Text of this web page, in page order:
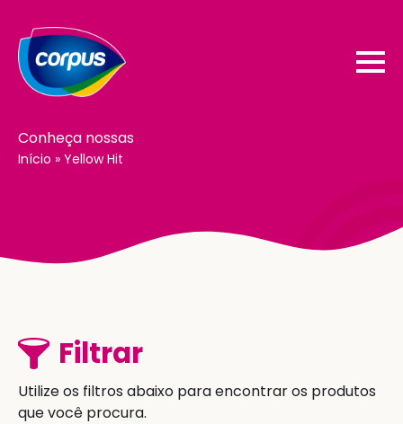
Conheça nossas
Início » Yellow Hit
Filtrar
Utilize os filtros abaixo para encontrar os produtos
que você procura.